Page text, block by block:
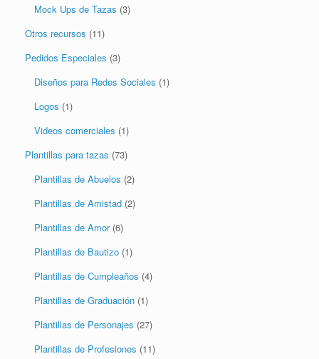
Mock Ups de Tazas (3)
Otros recursos (11)
Pedidos Especiales (3)
Diseños para Redes Sociales (1)
Logos (1)
Videos comerciales (1)
Plantillas para tazas (73)
Plantillas de Abuelos (2)
Plantillas de Amistad (2)
Plantillas de Amor (6)
Plantillas de Bautizo (1)
Plantillas de Cumpleaños (4)
Plantillas de Graduación (1)
Plantillas de Personajes (27)
Plantillas de Profesiones (11)